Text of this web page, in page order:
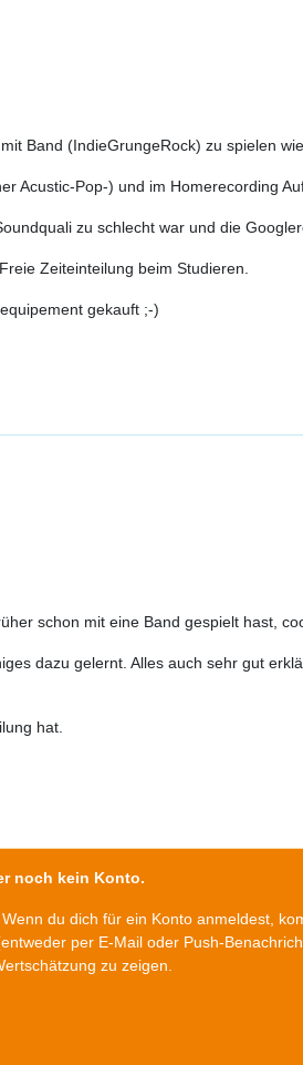
Band (IndieGrungeRock) zu spielen
Acustic-Pop-) und im Homerecording
zu schlecht war und die
Zeiteinteilung beim Studieren.
gekauft ;-)
schon mit eine Band gespielt hast,
dazu gelernt. Alles auch sehr gut
hat.
noch kein Konto.
du dich für ein Konto anmeldest,
per E-Mail oder Push-
zu zeigen.